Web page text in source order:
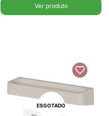
Ver produto
ESGOTADO